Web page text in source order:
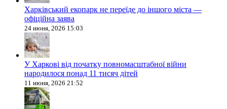
Харківський екопарк не переїде до іншого міста —
офіційна заява
24 июня, 2026 15:03
У Харкові від початку повномасштабної війни
народилося понад 11 тисяч дітей
11 июня, 2026 21:52